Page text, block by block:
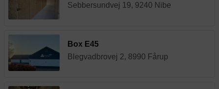
Sebbersundvej 19, 9240 Nibe
Box E45
Blegvadbrovej 2, 8990 Fårup